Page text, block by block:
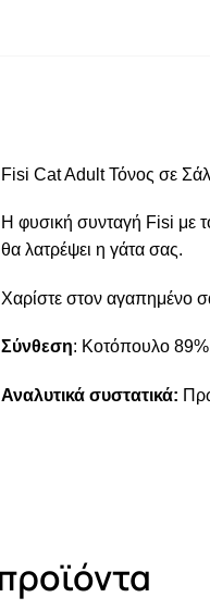
Fisi Cat Adult Τόνος σε
Η φυσική συνταγή Fisi με
θα λατρέψει η γάτα σας.
Χαρίστε στον αγαπημένο
Σύνθεση: Κοτόπουλο
Αναλυτικά συστατικά: